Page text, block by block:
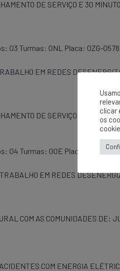
DE SERVIÇO E 30
03 Turmas: ONL Placa: OZG-0578
EM REDES
DE SERVIÇO E 30
04 Turmas: OOE Placa: JLL-9698
EM REDES
COM AS COMUNIDADES DE:
COM ENERGIA
clicar
os